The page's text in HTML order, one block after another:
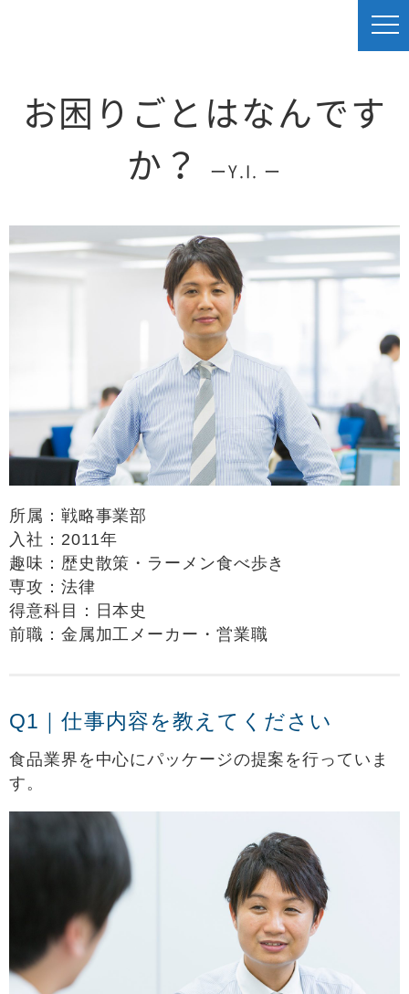
お困りごとはなんです
か？
ーY.I. ー
所属：戦略事業部
入社：2011年
趣味：歴史散策・ラーメン食べ歩き
専攻：法律
得意科目：日本史
前職：金属加工メーカー・営業職
Q1｜仕事内容を教えてください
食品業界を中心にパッケージの提案を行っていま
す。